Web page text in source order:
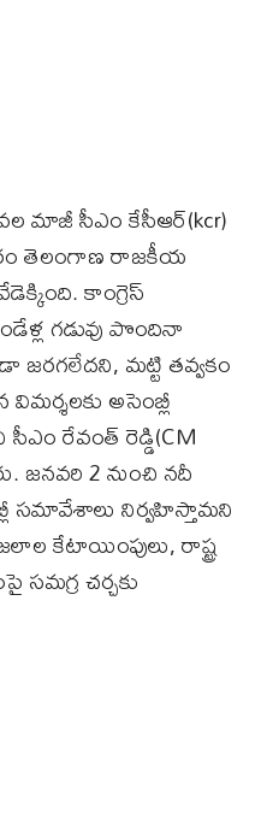
మాజీ సీఎం కేసీఆర్(kcr)
తెలంగాణ రాజకీయ
కాంగ్రెస్
గడువు పొందినా
జరగలేదని, మట్టి తవ్వకం
అసెంబ్లీ
రేవంత్ రెడ్డి(CM
జనవరి 2 నుంచి నదీ
సమావేశాలు నిర్వహిస్తామని
కేటాయింపులు, రాష్ట్ర
చర్చకు